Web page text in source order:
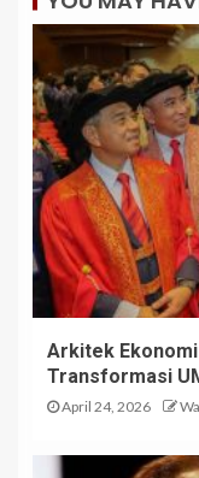
Arkitek
Transformasi
April 24, 2026